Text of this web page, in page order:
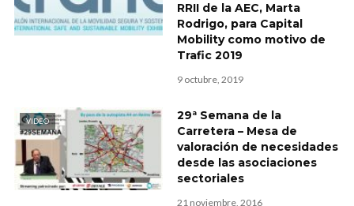
RRII de la AEC, Marta
Rodrigo, para Capital
Mobility como motivo de
Trafic 2019
9 octubre, 2019
VIDEO
29ª Semana de la
Carretera – Mesa de
valoración de necesidades
desde las asociaciones
sectoriales
21 noviembre, 2016